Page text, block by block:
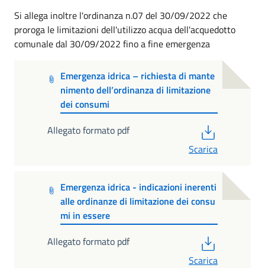
Si allega inoltre l'ordinanza n.07 del 30/09/2022 che
proroga le limitazioni dell'utilizzo acqua dell'acquedotto
comunale dal 30/09/2022 fino a fine emergenza
Emergenza idrica – richiesta di mante
nimento dell’ordinanza di limitazione
dei consumi
Allegato formato pdf
Scarica
Emergenza idrica - indicazioni inerenti
alle ordinanze di limitazione dei consu
mi in essere
Allegato formato pdf
Scarica